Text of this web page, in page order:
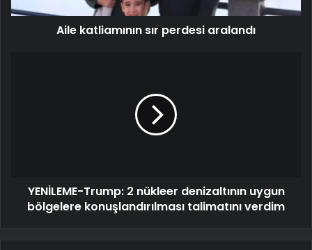
Aile katliamının sır perdesi aralandı
YENİLEME-Trump: 2 nükleer denizaltının uygun
bölgelere konuşlandırılması talimatını verdim